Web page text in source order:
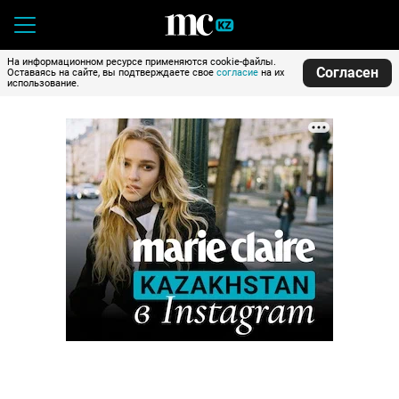
На информационном ресурсе применяются cookie-файлы.
Оставаясь на сайте, вы подтверждаете свое согласие на их
использование.
Согласен